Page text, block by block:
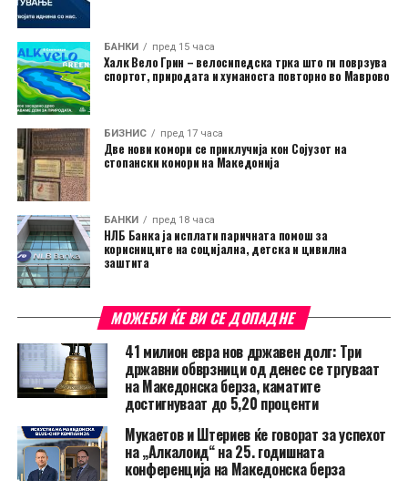
БАНКИ пред 15 часа
Халк Вело Грин – велосипедска трка што ги поврзува
спортот, природата и хуманоста повторно во Маврово
БИЗНИС пред 17 часа
Две нови комори се приклучија кон Сојузот на
стопански комори на Македонија
БАНКИ пред 18 часа
НЛБ Банка ја исплати паричната помош за
корисниците на социјална, детска и цивилна
заштита
МОЖЕБИ ЌЕ ВИ СЕ ДОПАДНЕ
41 милион евра нов државен долг: Три
државни обврзници од денес се тргуваат
на Македонска берза, каматите
достигнуваат до 5,20 проценти
Мукаетов и Штериев ќе говорат за успехот
на „Алкалоид“ на 25. годишната
конференција на Македонска берза